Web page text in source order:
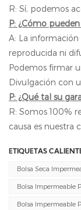
R: Sí, podemos
P: ¿Cómo
A: La información
reproducida ni
Podemos firmar
Divulgación con
P: ¿Qué tal su
R: Somos 100%
causa es nuestra
ETIQUETAS
Bolsa Seca
Bolsa Impermeable
Bolsa Impermeable